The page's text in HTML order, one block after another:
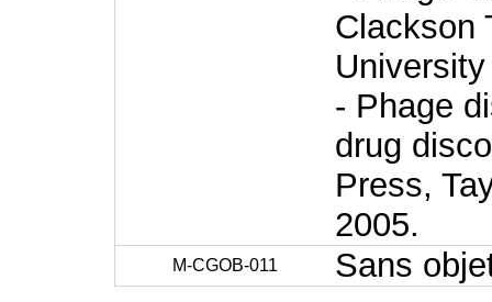
Clackson
- Phage
drug
Press,
2005.
M-CGOB-011
Sans